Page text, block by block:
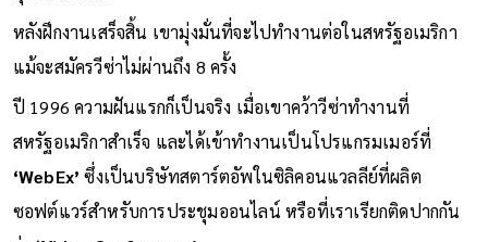
หลังฝึกงานเสร็จสิ้น เขามุ่งมั่นที่จะไปทำงานต่อในสหรัฐอเมริกา
แม้จะสมัครวีซ่าไม่ผ่านถึง 8 ครั้ง
ปี 1996 ความฝันแรกก็เป็นจริง เมื่อเขาคว้าวีซ่าทำงานที่
สหรัฐอเมริกาสำเร็จ และได้เข้าทำงานเป็นโปรแกรมเมอร์ที่
‘WebEx’ ซึ่งเป็นบริษัทสตาร์ตอัพในซิลิคอนแวลลีย์ที่ผลิต
ซอฟต์แวร์สำหรับการประชุมออนไลน์ หรือที่เราเรียกติดปากกัน